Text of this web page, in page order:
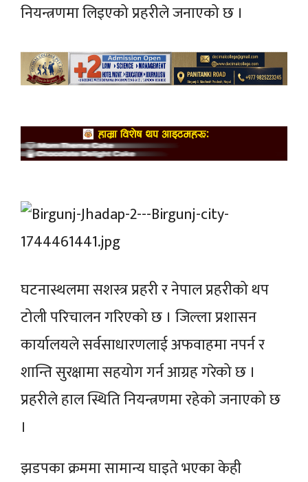
नियन्त्रणमा लिइएको प्रहरीलेजनाएकोछ ।
घटनास्थलमा सशस्त्र प्रहरी र नेपाल प्रहरीको थप
टोली परिचालन गरिएको छ । जिल्ला प्रशासन
कार्यालयले सर्वसाधारणलाई अफवाहमा नपर्न र
शान्ति सुरक्षामा सहयोग गर्न आग्रह गरेको छ ।
प्रहरीले हाल स्थिति नियन्त्रणमा रहेको जनाएको छ
।
झडपका क्रममा सामान्य घाइते भएका केही